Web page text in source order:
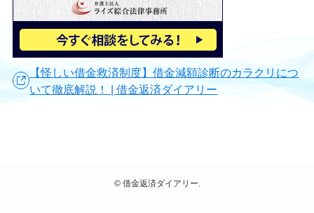
【怪しい借金救済制度】借金減額診断のカラクリにつ
いて徹底解説！ | 借金返済ダイアリー
©借金返済ダイアリー.